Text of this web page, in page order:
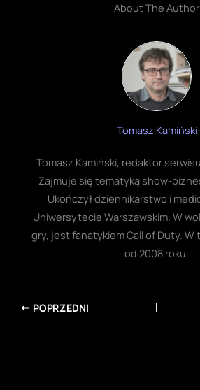
About The Author
Tomasz Kamiński
Tomasz Kamiński, redaktor
Zajmuje się tematyką show-
Ukończył dziennikarstwo i
Uniwersytecie Warszawskim. W
gry, jest fanatykiem Call of Duty. W
od 2008 roku.
POPRZEDNI